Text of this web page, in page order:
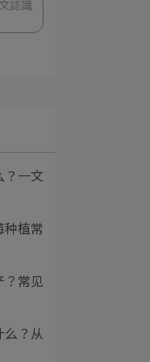
認識
？一文
植常
？常见
么？从